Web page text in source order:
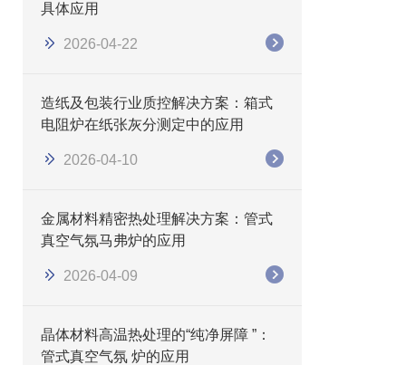
具体应用
2026-04-22
造纸及包装行业质控解决方案：箱式
电阻炉在纸张灰分测定中的应用
2026-04-10
金属材料精密热处理解决方案：管式
真空气氛马弗炉的应用
2026-04-09
晶体材料高温热处理的“纯净屏障 ”：
管式真空气氛 炉的应用